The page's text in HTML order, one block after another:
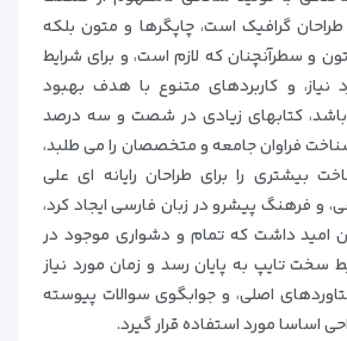
طراحان گرافیک است، چاپگرها و متون بلکه
و سطرآنچنان که لازم است، و برای شرایط
نیاز، و کاربردهای متنوع با هدف بهبود
باشد، کتابهای زیادی در شصت و سه درصد
فراوان جامعه و متخصصان را می طلبد،
بیشتری را برای طراحان رایانه ای علی
و فرهنگ پیشرو در زبان فارسی ایجاد کرد،
امید داشت که تمام و دشواری موجود در
سخت تایپ به پایان رسد و زمان مورد نیاز
اصلی، و جوابگوی سوالات پیوسته
اساسا مورد استفاده قرار گیرد.